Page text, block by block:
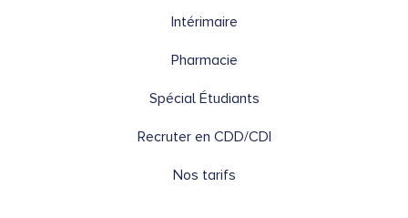
Intérimaire
Pharmacie
Spécial Étudiants
Recruter en CDD/CDI
Nos tarifs